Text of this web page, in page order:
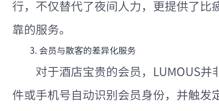
行，不仅替代了夜间人力，更提供了比
靠的服务。
3. 会员与散客的差异化服务
对于酒店宝贵的会员，LUMOUS并
件或手机号自动识别会员身份，并触发